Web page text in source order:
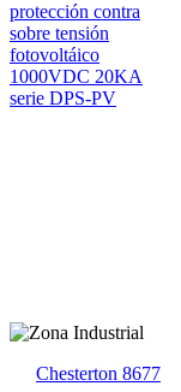
Chesterton 8677